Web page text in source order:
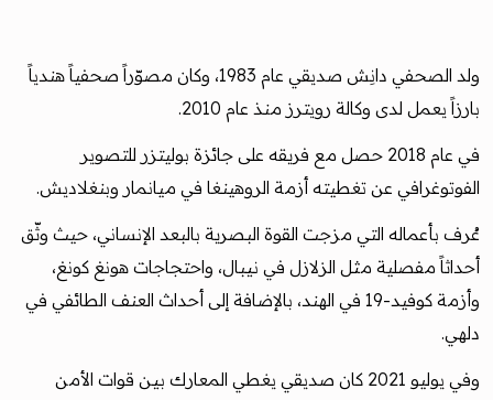
ولد الصحفي دانِش صديقي عام 1983، وكان مصوّراً صحفياً هندياً
بارزاً يعمل لدى وكالة رويترز منذ عام 2010.
في عام 2018 حصل مع فريقه على جائزة بوليتزر للتصوير
الفوتوغرافي عن تغطيته أزمة الروهينغا في ميانمار وبنغلاديش.
عُرف بأعماله التي مزجت القوة البصرية بالبعد الإنساني، حيث وثّق
أحداثاً مفصلية مثل الزلازل في نيبال، واحتجاجات هونغ كونغ،
وأزمة كوفيد-19 في الهند، بالإضافة إلى أحداث العنف الطائفي في
دلهي.
وفي يوليو 2021 كان صديقي يغطي المعارك بين قوات الأمن